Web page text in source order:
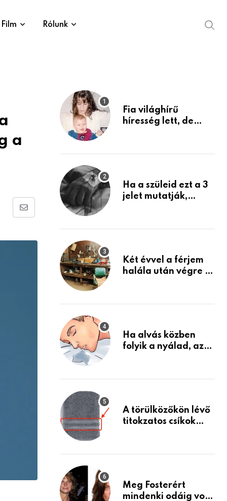
Film Rólunk
a
Share
Email
Fia világhírű
híresség lett, de
mint azt el tudnád
Ha a szüleid ezt a 3
jelet mutatják,
Készülj fel arra, ami
Két évvel a férjem
halála után végre át
holmiját – amit
életemet
Ha alvás közben
folyik a nyálad, az
A törülközőkön lévő
titokzatos csíkok
Meg Fosterért
mindenki odáig volt